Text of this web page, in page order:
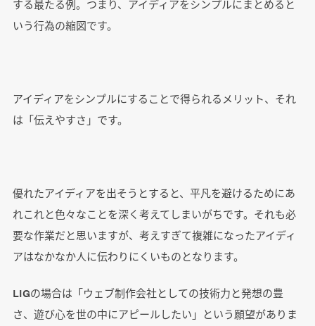
する最たる例。つまり、アイディアをシンプルにまとめると
いう行為の縮図です。
アイディアをシンプルにすることで得られるメリット、それ
は「伝えやすさ」です。
優れたアイディアを出そうとすると、平凡を避けるためにあ
れこれと色々なことを深く考えてしまいがちです。それも必
要な作業だと思いますが、考えすぎて複雑になったアイディ
アはなかなか人に伝わりにくいものとなります。
LIGの場合は「ウェブ制作会社としての技術力と発想の豊
さ、遊び心を世の中にアピールしたい」という願望がありま